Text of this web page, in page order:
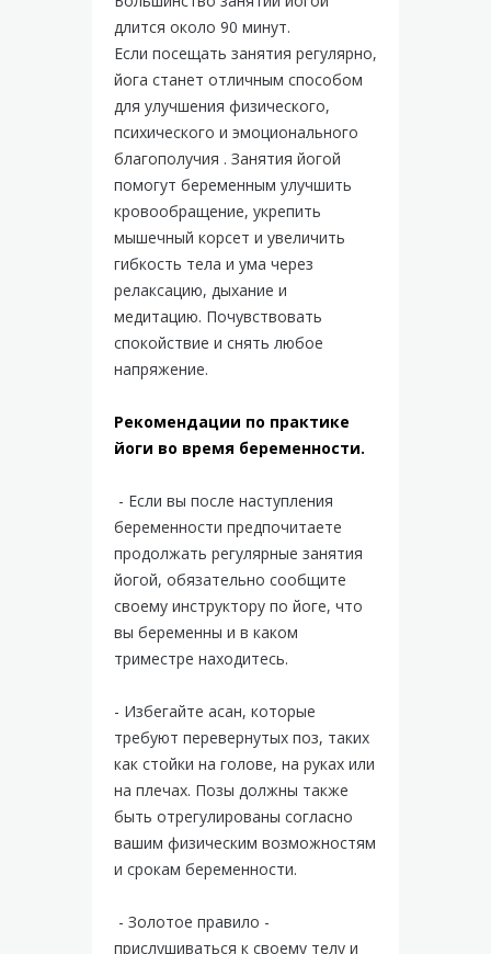
длится около 90 минут.
Если посещать занятия регулярно,
йога станет отличным способом
для улучшения физического,
психического и эмоционального
благополучия . Занятия йогой
помогут беременным улучшить
кровообращение, укрепить
мышечный корсет и увеличить
гибкость тела и ума через
релаксацию, дыхание и
медитацию. Почувствовать
спокойствие и снять любое
напряжение.
Рекомендации по практике
йоги во время беременности.
- Если вы после наступления
беременности предпочитаете
продолжать регулярные занятия
йогой, обязательно сообщите
своему инструктору по йоге, что
вы беременны и в каком
триместре находитесь.
- Избегайте асан, которые
требуют перевернутых поз, таких
как стойки на голове, на руках или
на плечах. Позы должны также
быть отрегулированы согласно
вашим физическим возможностям
и срокам беременности.
- Золотое правило -
прислушиваться к своему телу и